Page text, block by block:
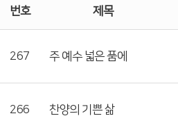
번호 제목
267 주 예수 넓은 품에
266 찬양의 기쁜 삶